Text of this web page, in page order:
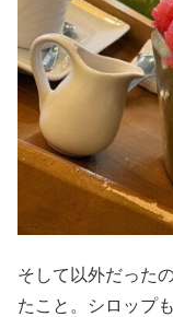
そして以外だった
たこと。シロップ